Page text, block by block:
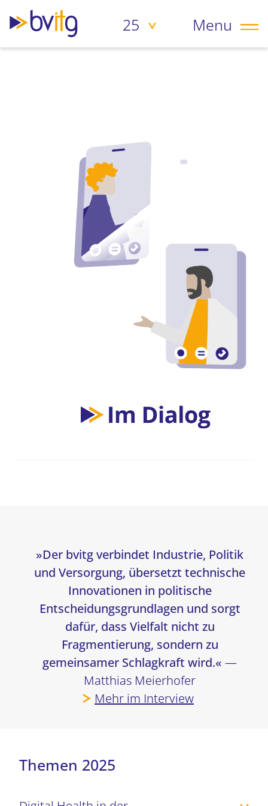
25
20
Menu
»Der bvitg verbindet Industrie, Politik
und Versorgung, übersetzt technische
Innovationen in politische
Entscheidungsgrundlagen und sorgt
dafür, dass Vielfalt nicht zu
Fragmentierung, sondern zu
gemeinsamer Schlagkraft wird.«—
Matthias Meierhofer
Mehr im Interview
Themen 2025